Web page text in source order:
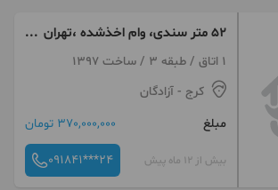
۵۲ متر سندی، وام اخذشده ،تهران
کرج ماهدشت1 اتاق / طبقه 3 / ساخت 1397
کرج - آزادگان
مبلغ
370,000,000 تومان
بیش از 12 ماه پیش 091841***24